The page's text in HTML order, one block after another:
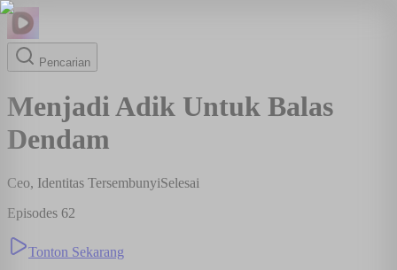
Pencarian
Menjadi Adik Untuk Balas
Dendam
Ceo, Identitas TersembunyiSelesai
Episodes 62
Tonton Sekarang